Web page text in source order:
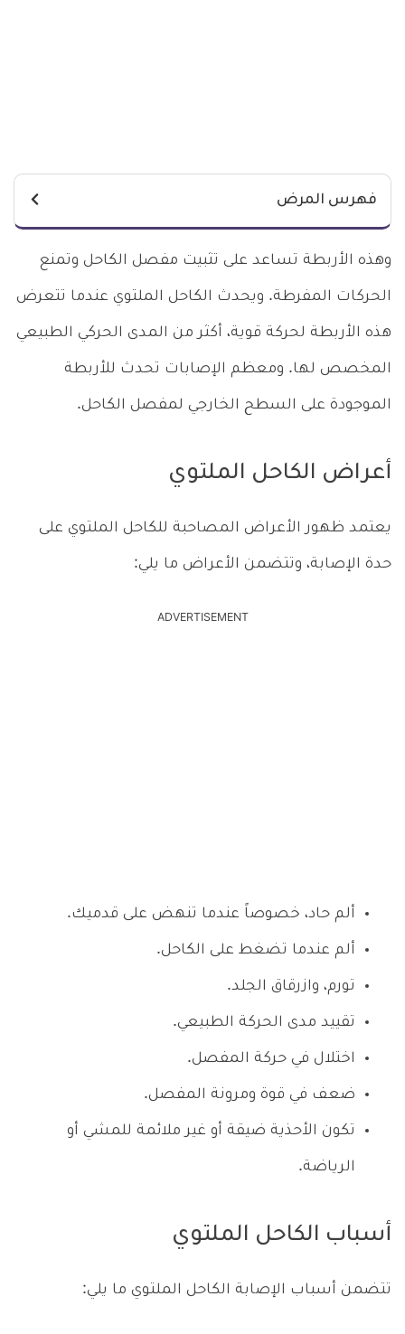
فهرس المرض
وهذه الأربطة تساعد على تثبيت مفصل الكاحل وتمنع
الحركات المفرطة. ويحدث الكاحل الملتوي عندما تتعرض
هذه الأربطة لحركة قوية، أكثر من المدى الحركي الطبيعي
المخصص لها. ومعظم الإصابات تحدث للأربطة
الموجودة على السطح الخارجي لمفصل الكاحل.
أعراض الكاحل الملتوي
يعتمد ظهور الأعراض المصاحبة للكاحل الملتوي على
حدة الإصابة، وتتضمن الأعراض ما يلي:
ADVERTISEMENT
ألم حاد، خصوصاً عندما تنهض على قدميك.
ألم عندما تضغط على الكاحل.
تورم، وازرقاق الجلد.
تقييد مدى الحركة الطبيعي.
اختلال في حركة المفصل.
ضعف في قوة ومرونة المفصل.
تكون الأحذية ضيقة أو غير ملائمة للمشي أو
الرياضة.
أسباب الكاحل الملتوي
تتضمن أسباب الإصابة الكاحل الملتوي ما يلي: